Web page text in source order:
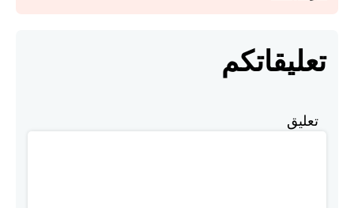
تعليقاتكم
تعليق